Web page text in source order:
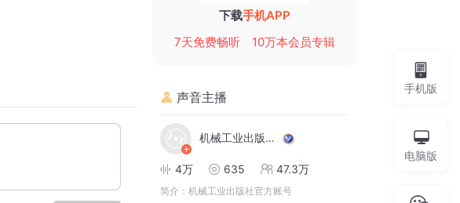
下载手机APP
7天免费畅听
10万本会员专辑
声音主播
机械工业出版社CMP
4万 635 47.3万
简介： 机械工业出版社官方账号
手机版
电脑版